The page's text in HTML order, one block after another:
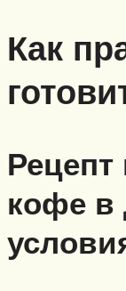
Как
Рецепт
кофе в